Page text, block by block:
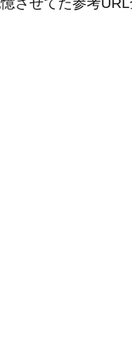
させてた参考URL